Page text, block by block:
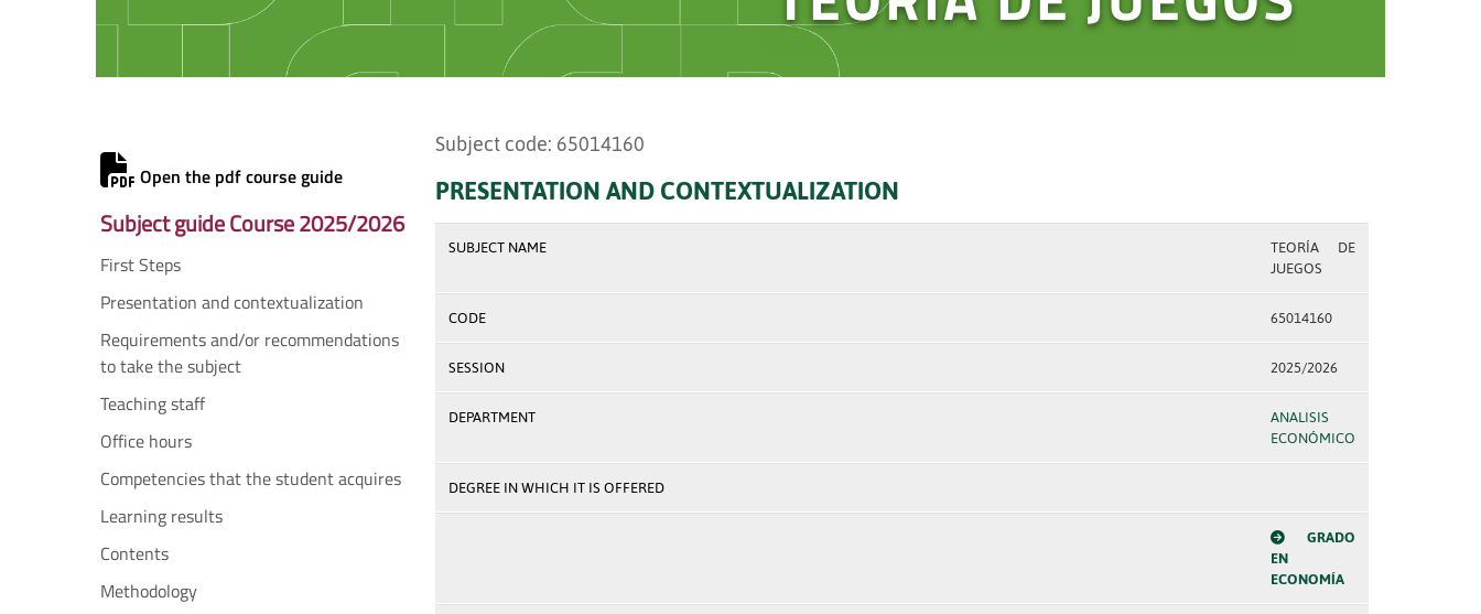
Open the pdf course guide
Subject guide Course 2025/2026
First Steps
Presentation and contextualization
Requirements and/or recommendations
to take the subject
Teaching staff
Office hours
Competencies that the student acquires
Learning results
Contents
Methodology
Subject code: 65014160
PRESENTATION AND CONTEXTUALIZATION
SUBJECT NAME
TEORÍA DE
JUEGOS
CODE 65014160
SESSION 2025/2026
DEPARTMENT
ANALISIS
ECONÓMICO
DEGREE IN WHICH IT IS OFFERED
GRADO
EN
ECONOMÍA